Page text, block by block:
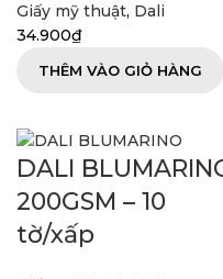
Giấy mỹ thuật, Dali
34.900₫
THÊM VÀO GIỎ HÀNG
DALI
200GSM – 10
tờ/xấp